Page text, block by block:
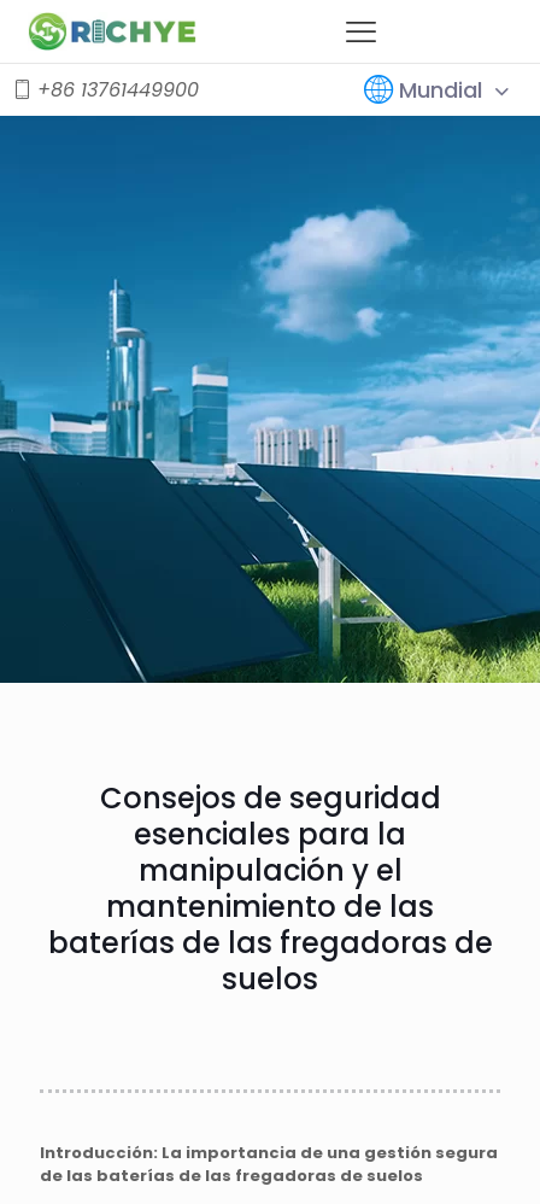
+86 13761449900 Mundial
Consejos de seguridad
esenciales para la
manipulación y el
mantenimiento de las
baterías de las fregadoras de
suelos
Introducción: La importancia de una gestión segura
de las baterías de las fregadoras de suelos